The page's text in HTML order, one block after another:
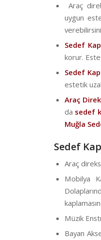
Araç
uygun
Sedef
korur.
Sedef
estetik
Araç
da sedef
Muğla
Sedef
Araç
Mobilya
Müzik
Bayan